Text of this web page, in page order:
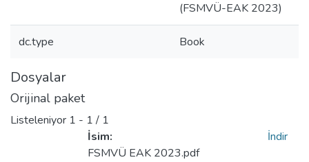
(FSMVÜ-EAK 2023)
dc.type Book
Dosyalar
Orijinal paket
Listeleniyor 1 - 1 / 1
İsim:
FSMVÜ EAK 2023.pdf
İndir